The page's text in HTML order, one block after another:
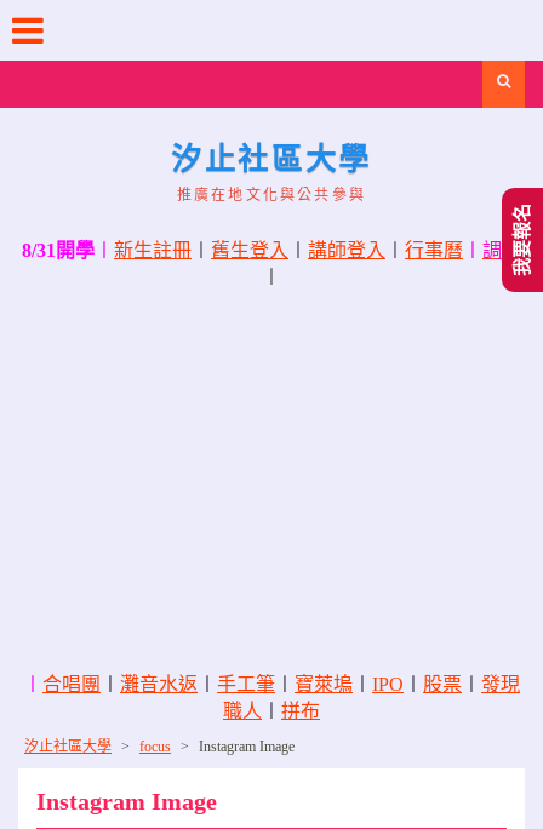
content
汐止社區大學
推廣在地文化與公共參與
8/31開學 新生註冊 舊生登入 講師登入 行事曆
調課
合唱團 灘音水返 手工筆 寶萊塢 IPO 股票
發現
職人
拼布
汐止社區大學 > focus > Instagram Image
Instagram Image
我要報名